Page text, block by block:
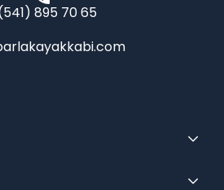
895 70 65